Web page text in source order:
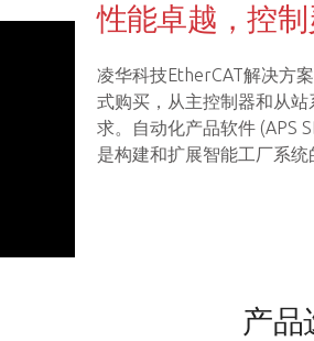
性能卓越，控
凌华科技EtherCAT解决方
式购买，从主控制器和从
求。自动化产品软件 (APS
是构建和扩展智能工厂系统
产品